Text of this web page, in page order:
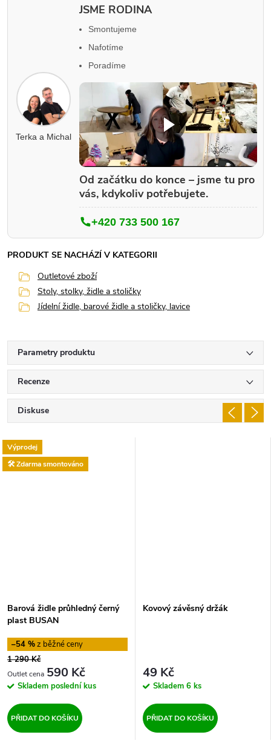
Terka a Michal
JSME RODINA
Smontujeme
Nafotíme
Poradíme
Od začátku do konce – jsme tu pro
vás, kdykoliv potřebujete.
+420 733 500 167
PRODUKT SE NACHÁZÍ V KATEGORII
Outletové zboží
Stoly, stolky, židle a stoličky
Jídelní židle, barové židle a stoličky, lavice
Parametry produktu
Recenze
Diskuse
Výprodej
🛠️ Zdarma smontováno
Barová židle průhledný černý
plast BUSAN
–54 %
1 290 Kč
590 Kč
Skladem poslední kus
PŘIDAT DO KOŠÍKU
Kovový závěsný držák
49 Kč
Skladem 6 ks
PŘIDAT DO KOŠÍKU